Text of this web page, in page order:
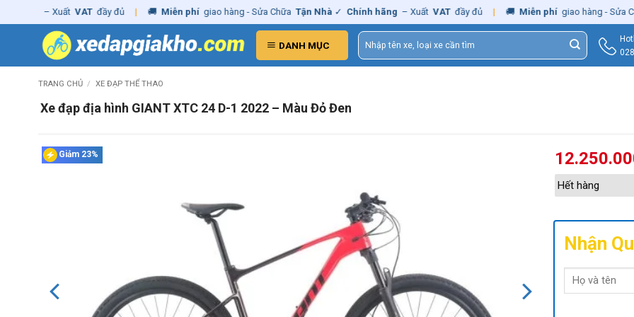
to
– Xuất VAT đầy đủ | 🚚 Miễn phí giao hàng - Sửa Chữa Tận Nhà ✓ Chính hãng – Xuất VAT đầy đủ | 🚚 Miễn phí giao hàng - Sửa Chữa
DANH MỤC
Tìm
kiếm:
TRANG CHỦ / XE ĐẠP THỂ THAO
Xe đạp địa hình GIANT XTC 24 D-1 2022 – Màu Đỏ Đen
Giảm 23%
Hết hàng
Nhận